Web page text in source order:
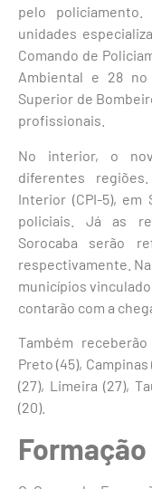
pelo
unidades
Comando de
Ambiental e 28 no
Superior de
profissionais.
No interior, o
diferentes
Interior (CPI-5),
policiais. Já as
Sorocaba serão
respectivamente. Na
municípios
contarão com a
Também
Preto (45), Campinas
(27), Limeira (27),
(20).
Formação